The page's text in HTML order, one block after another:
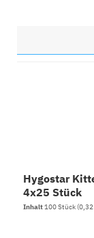
Hygostar
4x25 Stück
Inhalt100 Stück